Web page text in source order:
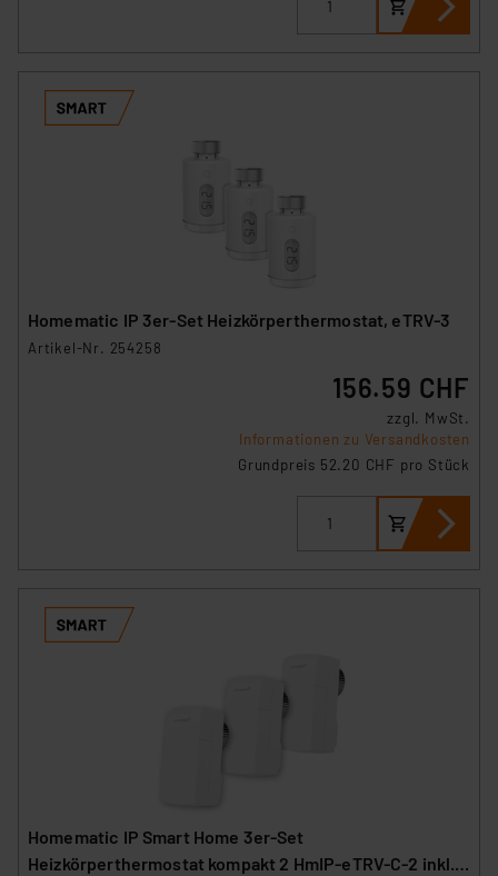
Homematic IP 3er-Set Heizkörperthermostat, eTRV-3
Artikel-Nr. 254258
156.59 CHF
zzgl. MwSt.
Informationen zu Versandkosten
Grundpreis 52.20 CHF pro Stück
Homematic IP Smart Home 3er-Set
Heizkörperthermostat kompakt 2 HmIP-eTRV-C-2 inkl.